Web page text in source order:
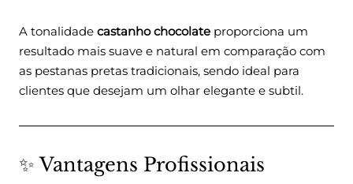
A tonalidade castanho chocolate proporciona um
resultado mais suave e natural em comparação com
as pestanas pretas tradicionais, sendo ideal para
clientes que desejam um olhar elegante e subtil.
✨ Vantagens Profissionais